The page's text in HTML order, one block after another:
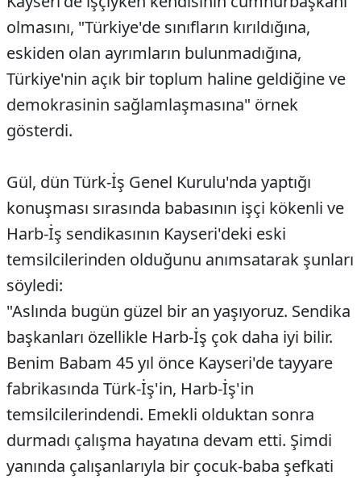
olmasını, "Türkiye'de sınıfların kırıldığına,
eskiden olan ayrımların bulunmadığına,
Türkiye'nin açık bir toplum haline geldiğine ve
demokrasinin sağlamlaşmasına" örnek
gösterdi.
Gül, dün Türk-İş Genel Kurulu'nda yaptığı
konuşması sırasında babasının işçi kökenli ve
Harb-İş sendikasının Kayseri'deki eski
temsilcilerinden olduğunu anımsatarak şunları
söyledi:
"Aslında bugün güzel bir an yaşıyoruz. Sendika
başkanları özellikle Harb-İş çok daha iyi bilir.
Benim Babam 45 yıl önce Kayseri'de tayyare
fabrikasında Türk-İş'in, Harb-İş'in
temsilcilerindendi. Emekli olduktan sonra
durmadı çalışma hayatına devam etti. Şimdi
yanında çalışanlarıyla bir çocuk-baba şefkati